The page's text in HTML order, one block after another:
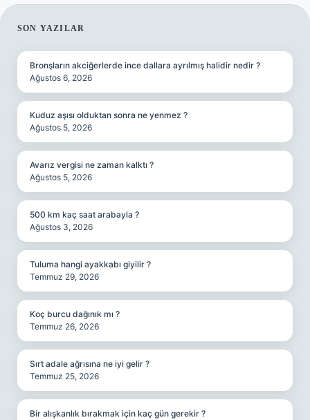
SIDEBAR
SON YAZILAR
Bronşların akciğerlerde ince dallara ayrılmış halidir nedir ?
Ağustos 6, 2026
Kuduz aşısı olduktan sonra ne yenmez ?
Ağustos 5, 2026
Avarız vergisi ne zaman kalktı ?
Ağustos 5, 2026
500 km kaç saat arabayla ?
Ağustos 3, 2026
Tuluma hangi ayakkabı giyilir ?
Temmuz 29, 2026
Koç burcu dağınık mı ?
Temmuz 26, 2026
Sırt adale ağrısına ne iyi gelir ?
Temmuz 25, 2026
Bir alışkanlık bırakmak için kaç gün gerekir ?